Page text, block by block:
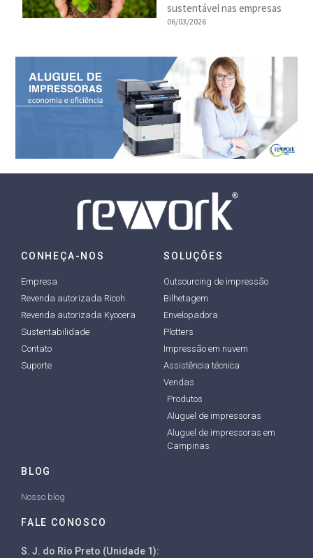
sustentável nas empresas
06/03/2026
CONHEÇA-NOS
Empresa
Revenda autorizada Ricoh
Revenda autorizada Kyocera
Sustentabilidade
Contato
Suporte
SOLUÇÕES
Outsourcing de impressão
Bilhetagem
Envelopadora
Plotters
Impressão em nuvem
Assistência técnica
Vendas
Produtos
Aluguel de impressoras
Aluguel de impressoras em
Campinas
BLOG
Nosso blog
FALE CONOSCO
S. J. do Rio Preto (Unidade 1):